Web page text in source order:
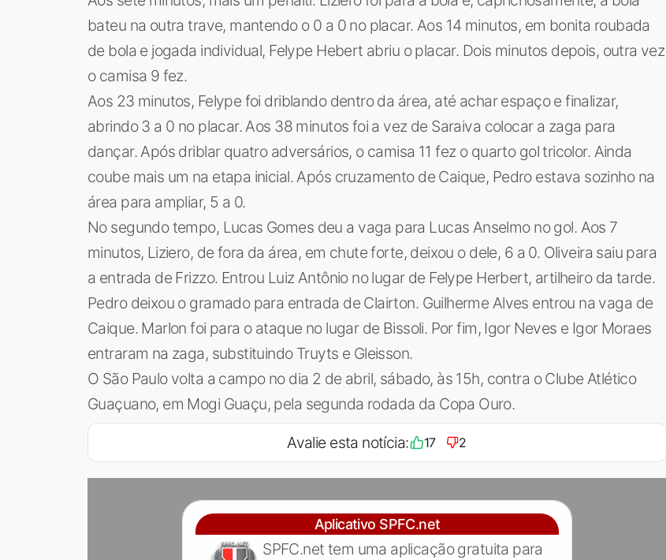
bateu na outra trave, mantendo o 0 a 0 no placar. Aos 14 minutos, em bonita roubada
de bola e jogada individual, Felype Hebert abriu o placar. Dois minutos depois, outra vez
o camisa 9 fez.
Aos 23 minutos, Felype foi driblando dentro da área, até achar espaço e finalizar,
abrindo 3 a 0 no placar. Aos 38 minutos foi a vez de Saraiva colocar a zaga para
dançar. Após driblar quatro adversários, o camisa 11 fez o quarto gol tricolor. Ainda
coube mais um na etapa inicial. Após cruzamento de Caique, Pedro estava sozinho na
área para ampliar, 5 a 0.
No segundo tempo, Lucas Gomes deu a vaga para Lucas Anselmo no gol. Aos 7
minutos, Liziero, de fora da área, em chute forte, deixou o dele, 6 a 0. Oliveira saiu para
a entrada de Frizzo. Entrou Luiz Antônio no lugar de Felype Herbert, artilheiro da tarde.
Pedro deixou o gramado para entrada de Clairton. Guilherme Alves entrou na vaga de
Caique. Marlon foi para o ataque no lugar de Bissoli. Por fim, Igor Neves e Igor Moraes
entraram na zaga, substituindo Truyts e Gleisson.
O São Paulo volta a campo no dia 2 de abril, sábado, às 15h, contra o Clube Atlético
Guaçuano, em Mogi Guaçu, pela segunda rodada da Copa Ouro.
Avalie esta notícia: 17 2
Aplicativo SPFC.net
SPFC.net tem uma aplicação gratuita para